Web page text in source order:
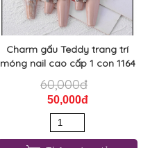
Charm gấu Teddy trang trí
móng nail cao cấp 1 con 1164
60,000đ
50,000đ